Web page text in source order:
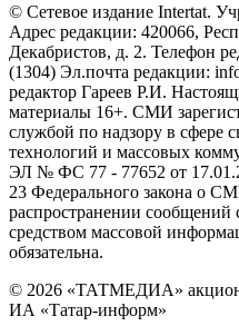
© Сетевое издание Intertat.
Адрес редакции: 420066,
Декабристов, д. 2. Телефон
(1304) Эл.почта редакции:
редактор Гареев Р.И.
материалы 16+. СМИ
службой по надзору в сфере
технологий и массовых
ЭЛ № ФС 77 - 77652 от
23 Федерального закона о
распространении сообщений
средством массовой
обязательна.
© 2026 «ТАТМЕДИА»
ИА «Татар-информ»